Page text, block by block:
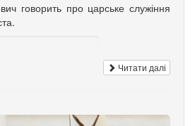
говорить про царське служіння
Читати далі